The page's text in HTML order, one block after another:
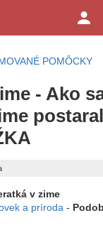
POMÔCKY
- Ako
v zime
a príroda -